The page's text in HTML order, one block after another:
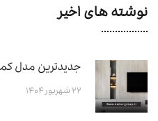
نوشته های اخیر
جدیدترین مدل
۲۲ شهریور ۱۴۰۴